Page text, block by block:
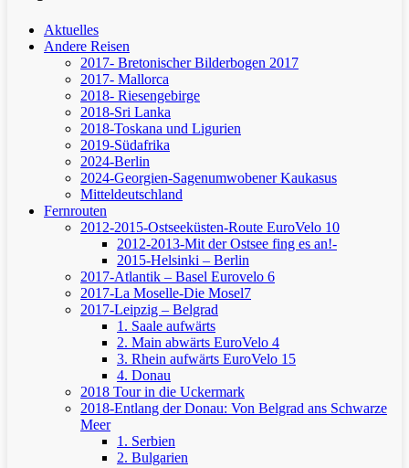
Aktuelles
Andere Reisen
2017- Bretonischer Bilderbogen 2017
2017- Mallorca
2018- Riesengebirge
2018-Sri Lanka
2018-Toskana und Ligurien
2019-Südafrika
2024-Berlin
2024-Georgien-Sagenumwobener Kaukasus
Mitteldeutschland
Fernrouten
2012-2015-Ostseeküsten-Route EuroVelo 10
2012-2013-Mit der Ostsee fing es an!-
2015-Helsinki – Berlin
2017-Atlantik – Basel Eurovelo 6
2017-La Moselle-Die Mosel7
2017-Leipzig – Belgrad
1. Saale aufwärts
2. Main abwärts EuroVelo 4
3. Rhein aufwärts EuroVelo 15
4. Donau
2018 Tour in die Uckermark
2018-Entlang der Donau: Von Belgrad ans Schwarze
Meer
1. Serbien
2. Bulgarien